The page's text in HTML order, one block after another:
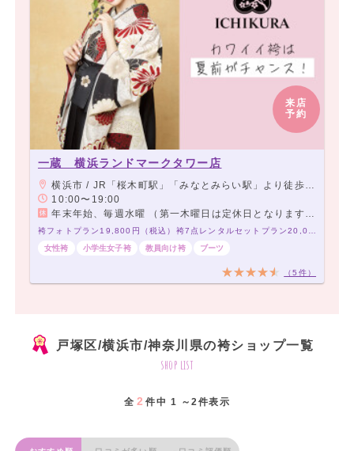
来店
予約
一蔵 横浜ランドマークタワー店
横浜市 / JR「桜木町駅」「みなとみらい駅」より徒歩5分
10:00〜19:00
年末年始、毎週水曜 （第一木曜日は定休日となります。）
袴フォトプラン19,800円（税込）袴7点レンタルセットプラン20,000円（税込）～
女性袴
小学生女子袴 教員向け袴 ブーツ
（5件）
戸塚区/横浜市/神奈川県の袴ショップ一覧
shop list
全 2 件中 1 ～2件表示